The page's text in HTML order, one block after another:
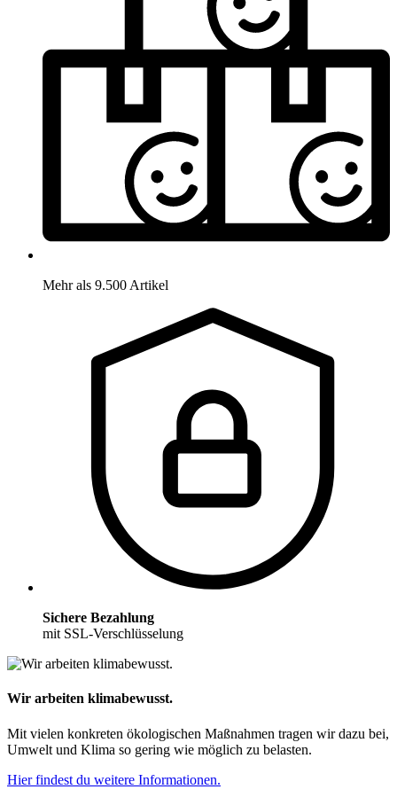
Mehr als 9.500 Artikel
Sichere Bezahlung
mit SSL-Verschlüsselung
Wir arbeiten klimabewusst.
Mit vielen konkreten ökologischen Maßnahmen tragen wir dazu bei,
Umwelt und Klima so gering wie möglich zu belasten.
Hier findest du weitere Informationen.